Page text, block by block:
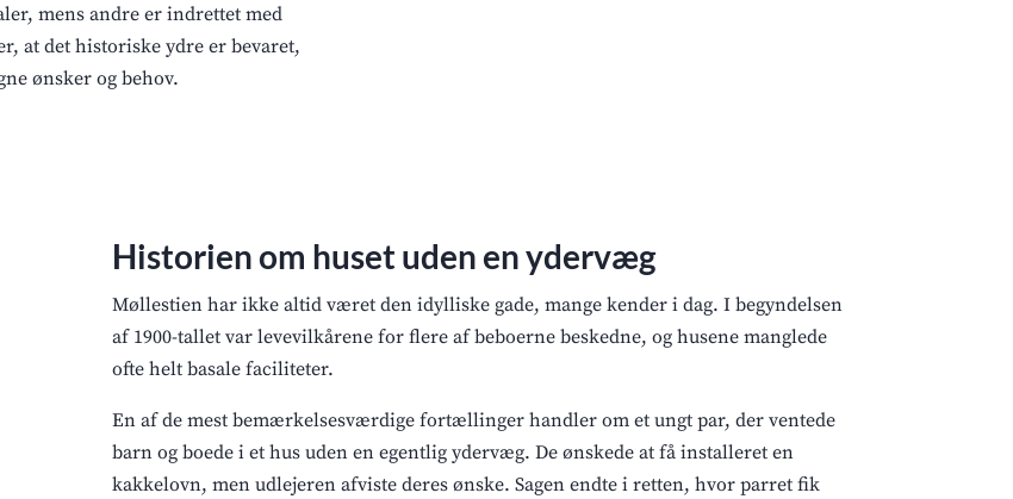
mens andre er indrettet med
at det historiske ydre er bevaret,
ønsker og behov.
Historien om huset uden en ydervæg
Møllestien har ikke altid været den idylliske gade, mange kender i dag. I begyndelsen
af 1900-tallet var levevilkårene for flere af beboerne beskedne, og husene manglede
ofte helt basale faciliteter.
En af de mest bemærkelsesværdige fortællinger handler om et ungt par, der ventede
barn og boede i et hus uden en egentlig ydervæg. De ønskede at få installeret en
kakkelovn, men udlejeren afviste deres ønske. Sagen endte i retten, hvor parret fik